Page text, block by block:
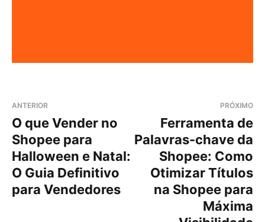
ANTERIOR
O que Vender no
Shopee para
Halloween e Natal:
O Guia Definitivo
para Vendedores
PRÓXIMO
Ferramenta de
Palavras-chave da
Shopee: Como
Otimizar Títulos
na Shopee para
Máxima